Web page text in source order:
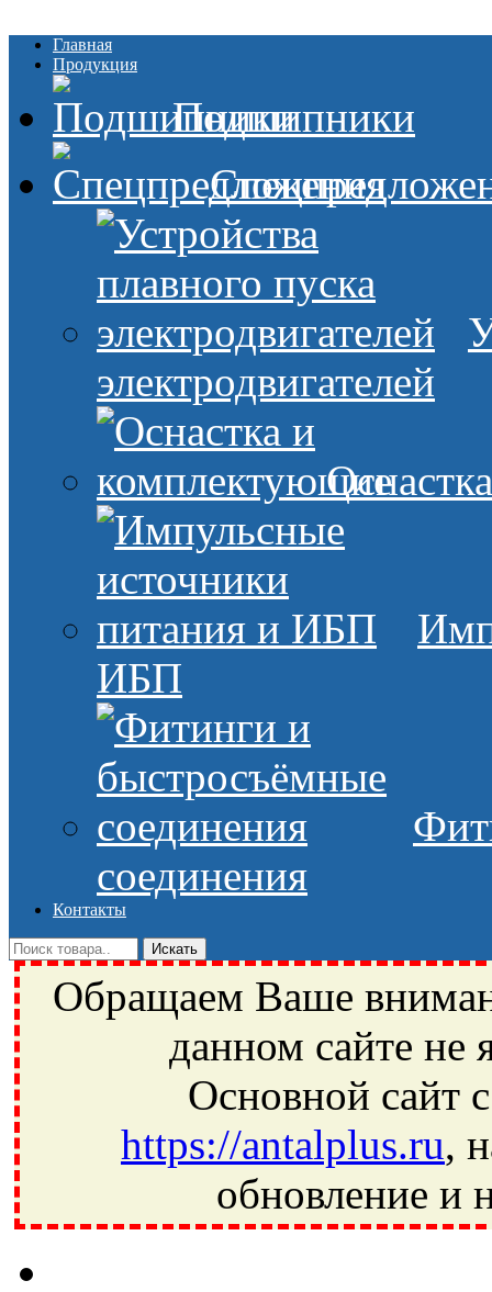
Главная
Продукция
Подшипники
электродвигателей
ИБП
соединения
Контакты
Обращаем Ваше
данном сайте не
Основной сайт
https://antalplus.ru,
обновление и
Ивантеевка, подшипники, пневматика, метизы, техника,